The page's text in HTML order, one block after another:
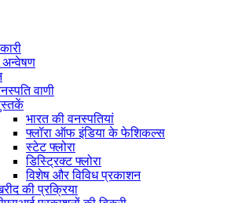
अन्वेषण
वाणी
भारत की वनस्पतियां
फ्लॉरा ऑफ इंडिया के फेशिकल्स
स्टेट फ्लोरा
डिस्ट्रिक्ट फ्लोरा
विशेष और विविध प्रकाशन
की प्रक्रिया